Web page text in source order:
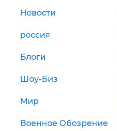
Новости
россия
Блоги
Шоу-Биз
Мир
Военное Обозрение